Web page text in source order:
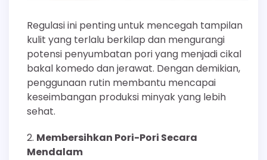
Regulasi ini penting untuk mencegah tampilan
kulit yang terlalu berkilap dan mengurangi
potensi penyumbatan pori yang menjadi cikal
bakal komedo dan jerawat. Dengan demikian,
penggunaan rutin membantu mencapai
keseimbangan produksi minyak yang lebih
sehat.
Membersihkan Pori-Pori Secara
Mendalam